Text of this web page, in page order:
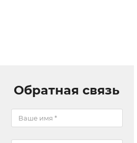
Обратная связь